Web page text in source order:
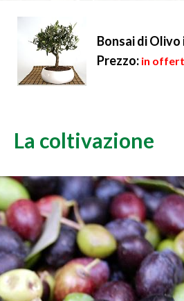
Bonsai di
Prezzo: in
La coltivazione